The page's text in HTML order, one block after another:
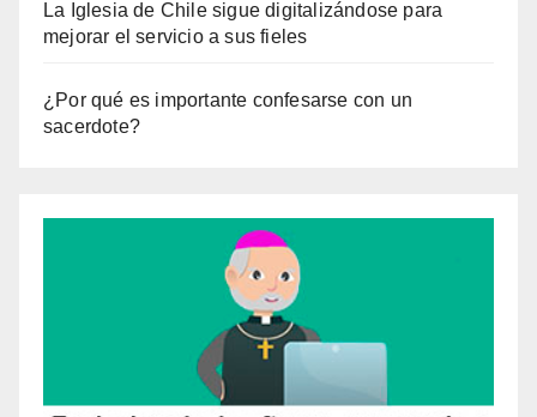
La Iglesia de Chile sigue digitalizándose para
mejorar el servicio a sus fieles
¿Por qué es importante confesarse con un
sacerdote?